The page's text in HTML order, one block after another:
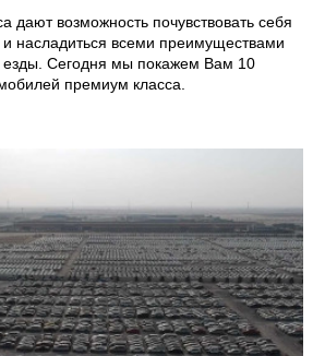
дают возможность почувствовать себя
насладиться всеми преимуществами
езды. Сегодня мы покажем Вам 10
премиум класса.